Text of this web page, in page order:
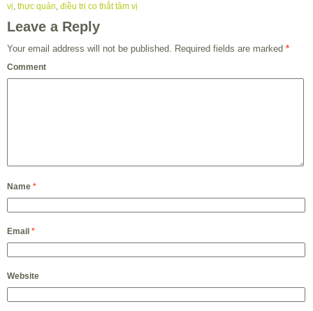
vị, thực quản, điều trị co thắt tâm vị
Leave a Reply
Your email address will not be published. Required fields are marked *
Comment
Name *
Email *
Website